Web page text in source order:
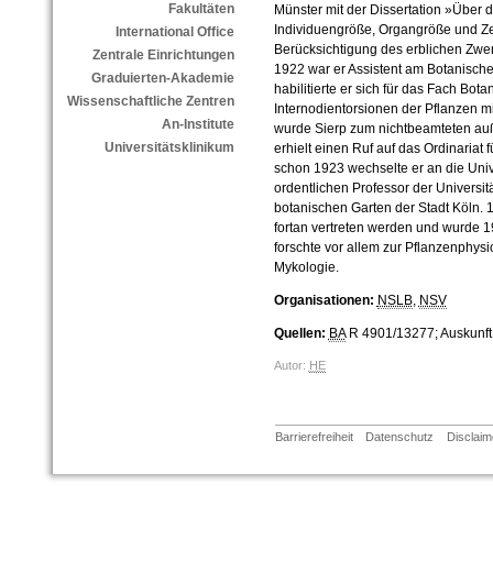
Fakultäten
International Office
Zentrale Einrichtungen
Graduierten-Akademie
Wissenschaftliche Zentren
An-Institute
Universitätsklinikum
Münster mit der Dissertation »Über
Individuengröße, Organgröße und
Berücksichtigung des erblichen
1922 war er Assistent am
habilitierte er sich für das Fach
Internodientorsionen der Pflanzen
wurde Sierp zum nichtbeamteten
erhielt einen Ruf auf das Ordinariat
schon 1923 wechselte er an die
ordentlichen Professor der
botanischen Garten der Stadt Köln.
fortan vertreten werden und wurde
forschte vor allem zur
Mykologie.
Organisationen: NSLB, NSV
Quellen: BAR 4901/13277;
Autor: HE
Barrierefreiheit Datenschutz